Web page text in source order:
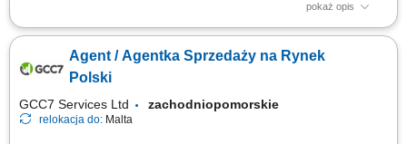
pokaż opis
As a Sales Representative (Presales) with German – Hybrid, working on
#experienceTTEC Our employees have spoken. Our purpose, team, and
company culture are amazing and our Great Place to Work® certification
Agent / Agentka Sprzedaży na Rynek
Polski
GCC7 Services Ltd zachodniopomorskie
relokacja do: Malta